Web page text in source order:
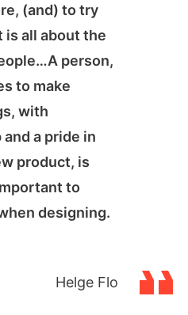
(and) to try
all about the
person,
to make
with
a pride in
product, is
to
designing.
Helge Flo